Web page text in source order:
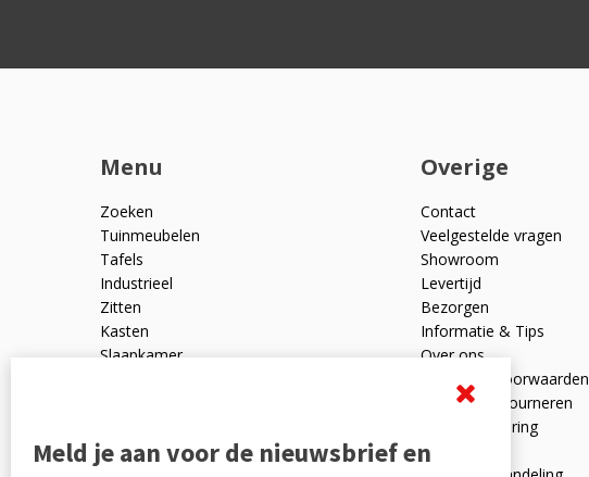
Menu
Zoeken
Tuinmeubelen
Tafels
Industrieel
Zitten
Kasten
Slaapkamer
Outlet
Overige
Contact
Veelgestelde vragen
Showroom
Levertijd
Bezorgen
Informatie & Tips
Over ons
Algemene voorwaarden
Ruilen en retourneren
Privacyverklaring
Reviewpolicy
Meld je aan voor de nieuwsbrief en